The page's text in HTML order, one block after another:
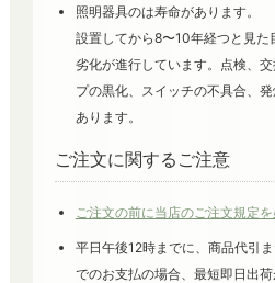
照明器具のは寿命があります。
設置してから8〜10年経つと見た
劣化が進行しています。点検、
プの黒化、スイッチの不具合、
あります。
ご注文に関するご注意
ご注文の前に当店のご注文規定を
平日午後12時までに、商品代引
でのお支払の場合、最短即日出